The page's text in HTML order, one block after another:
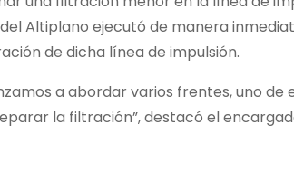
Altiplano ejecutó de manera
de dicha línea de impulsión.
a abordar varios frentes, uno de
la filtración”, destacó el